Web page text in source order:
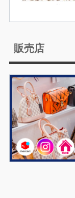
販売店